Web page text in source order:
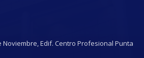
Edif. Centro Profesional Punta